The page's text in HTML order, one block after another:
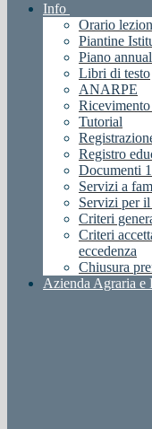
Info
Orario
Piantine
Piano
Libri di testo
ANARPE
Tutorial
Registro
Documenti
Servizi a
Servizi per il
Criteri
Criteri
eccedenza
Chiusura
Azienda Agraria e